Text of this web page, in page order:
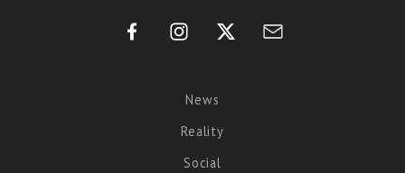
News
Reality
Social